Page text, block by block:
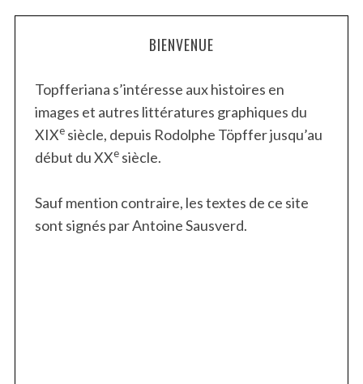
BIENVENUE
Topfferiana s’intéresse aux histoires en
images et autres littératures graphiques du
XIXesiècle, depuis Rodolphe Töpffer jusqu’au
début du XXesiècle.
Sauf mention contraire, les textes de ce site
sont signés par Antoine Sausverd.